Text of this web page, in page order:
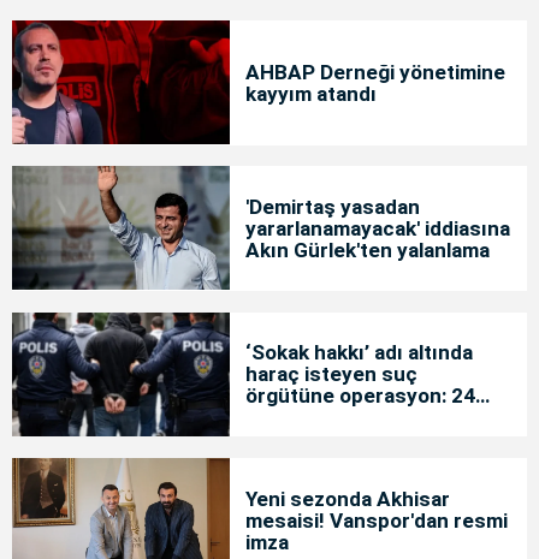
AHBAP Derneği yönetimine
kayyım atandı
'Demirtaş yasadan
yararlanamayacak' iddiasına
Akın Gürlek'ten yalanlama
‘Sokak hakkı’ adı altında
haraç isteyen suç
örgütüne operasyon: 24
Yeni sezonda Akhisar
mesaisi! Vanspor'dan resmi
imza